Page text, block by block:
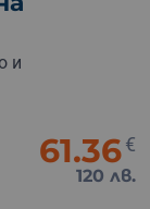
и
61.36€
120 лв.